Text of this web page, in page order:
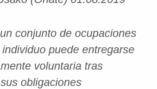
conjunto de ocupaciones
puede entregarse
voluntaria tras
obligaciones